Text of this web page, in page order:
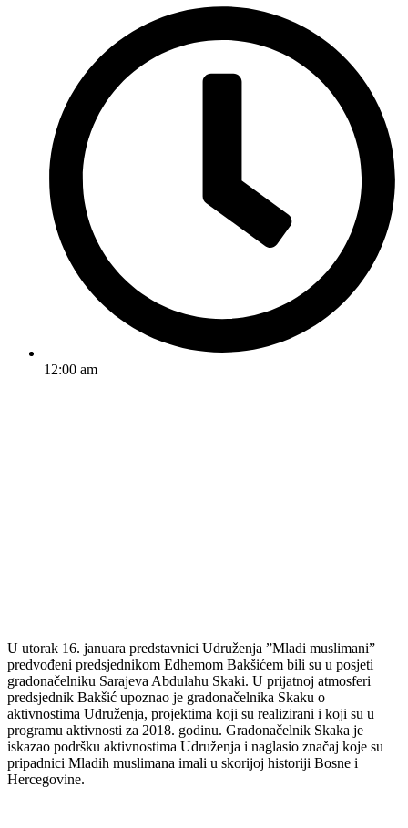
12:00 am
U utorak 16. januara predstavnici Udruženja ”Mladi muslimani”
predvođeni predsjednikom Edhemom Bakšićem bili su u posjeti
gradonačelniku Sarajeva Abdulahu Skaki. U prijatnoj atmosferi
predsjednik Bakšić upoznao je gradonačelnika Skaku o
aktivnostima Udruženja, projektima koji su realizirani i koji su u
programu aktivnosti za 2018. godinu. Gradonačelnik Skaka je
iskazao podršku aktivnostima Udruženja i naglasio značaj koje su
pripadnici Mladih muslimana imali u skorijoj historiji Bosne i
Hercegovine.